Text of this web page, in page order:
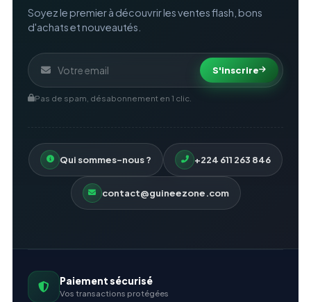
Soyez le premier à découvrir les ventes flash, bons
d'achats et nouveautés.
S'inscrire
Pas de spam, désabonnement en 1 clic.
Qui sommes-nous ? +224 611 263 846
contact@guineezone.com
Paiement sécurisé
Vos transactions protégées